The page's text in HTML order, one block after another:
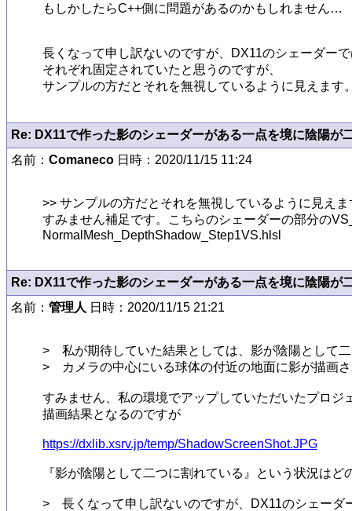
もしかしたらC++側に問題があるのかもしれません…
長くなって申し訳ないのですが、DX11のシェーダー
それぞれ固定されていたと思うのですが、
Re: DX11で作った影のシェーダーがある一点を境に陰陽が
名前： Comaneco 日時：2020/11/15 11:24
>> サンプルの方だとそれを無視しているように見え
すみません補足です。こちらのシェーダーの部分の
NormalMesh_DepthShadow_Step1VS.hlsl
Re: DX11で作った影のシェーダーがある一点を境に陰陽が
名前： 管理人 日時：2020/11/15 21:21
>　私が期待していた結果としては、影が陰陽として
>　カメラの中心にいる球体の付近の地面に影が描画
すみません、私の環境でアップしていただいたプロジ
描画結果となるのですが
https://dxlib.xsrv.jp/temp/ShadowScreenShot.JPG
『影が陰陽として二つに割れている』という状況は
>　長くなって申し訳ないのですが、DX11のシェー